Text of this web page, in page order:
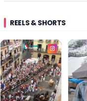
REELS & SHORTS